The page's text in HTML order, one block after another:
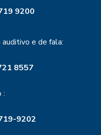
9200
e de fala:
8557
:
9202